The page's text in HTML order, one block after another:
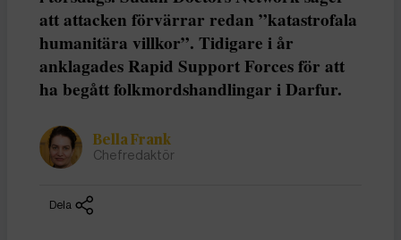
att attacken förvärrar redan ”katastrofala
humanitära villkor”. Tidigare i år
anklagades Rapid Support Forces för att
ha begått folkmordshandlingar i Darfur.
Bella Frank
Chefredaktör
Dela